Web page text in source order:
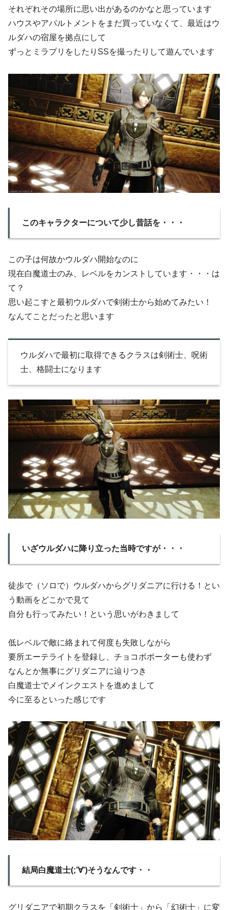
それぞれその場所に思い出があるのかなと思っています
ハウスやアパルトメントをまだ買っていなくて、最近はウ
ルダハの宿屋を拠点にして
ずっとミラプリをしたりSSを撮ったりして遊んでいます
このキャラクターについて少し昔話を・・・
この子は何故かウルダハ開始なのに
現在白魔道士のみ、レベルをカンストしています・・・は
て？
思い起こすと最初ウルダハで剣術士から始めてみたい！
なんてことだったと思います
ウルダハで最初に取得できるクラスは剣術士、呪術
士、格闘士になります
いざウルダハに降り立った当時ですが・・・
徒歩で（ソロで）ウルダハからグリダニアに行ける！とい
う動画をどこかで見て
自分も行ってみたい！という思いがわきまして
低レベルで敵に絡まれて何度も失敗しながら
要所エーテライトを登録し、チョコボポーターも使わず
なんとか無事にグリダニアに辿りつき
白魔道士でメインクエストを進めまして
今に至るといった感じです
結局白魔道士(;’∀’)そうなんです・・
グリダニアで初期クラスを「剣術士」から「幻術士」に変